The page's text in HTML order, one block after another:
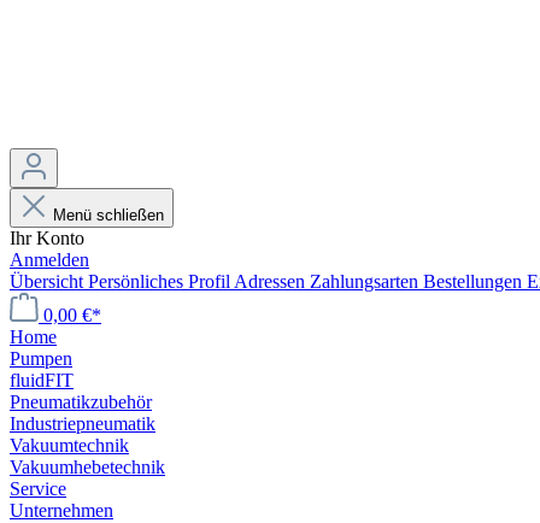
Menü schließen
Ihr Konto
Anmelden
Übersicht Persönliches Profil Adressen Zahlungsarten Bestellungen
0,00 €*
Home
Pumpen
fluidFIT
Pneumatikzubehör
Industriepneumatik
Vakuumtechnik
Vakuumhebetechnik
Service
Unternehmen